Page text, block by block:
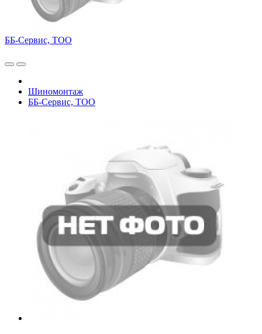
ББ-Сервис, ТОО
Шиномонтаж
ББ-Сервис, ТОО